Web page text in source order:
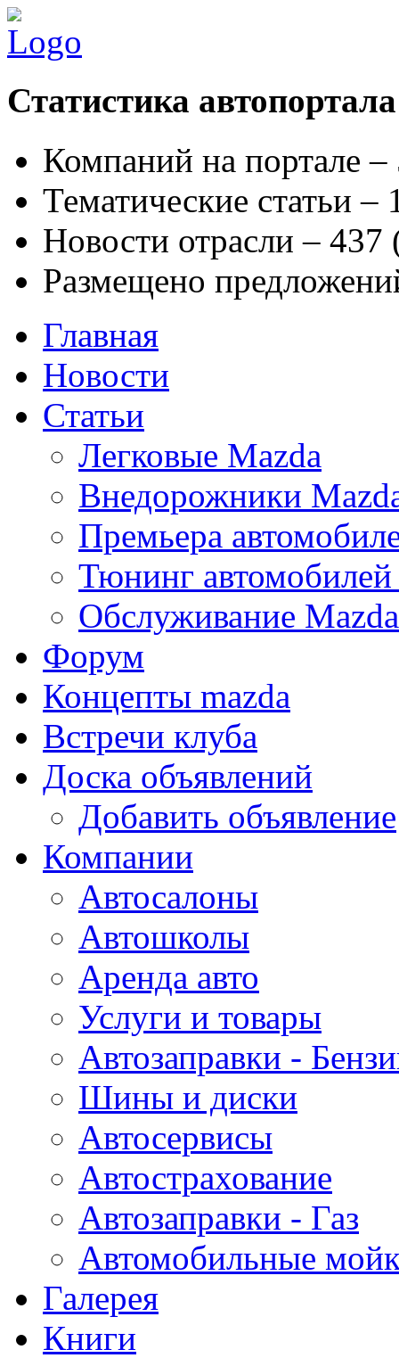
Статистика автопортала
Компаний на портале
Тематические статьи –
Новости отрасли – 437
Размещено
Главная
Новости
Статьи
Легковые Mazda
Внедорожники
Премьера
Тюнинг
Обслуживание Mazda
Форум
Концепты mazda
Встречи клуба
Доска объявлений
Добавить объявление
Компании
Автосалоны
Автошколы
Аренда авто
Услуги и товары
Автозаправки -
Шины и диски
Автосервисы
Автострахование
Автозаправки - Газ
Автомобильные
Галерея
Книги